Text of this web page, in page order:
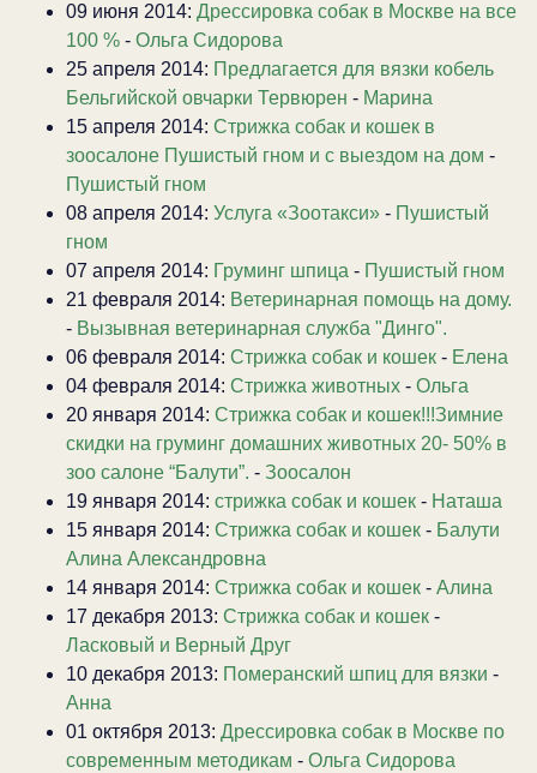
09 июня 2014: Дрессировка собак в Москве на все
100 % - Ольга Сидорова
25 апреля 2014: Предлагается для вязки кобель
Бельгийской овчарки Тервюрен - Марина
15 апреля 2014: Стрижка собак и кошек в
зоосалоне Пушистый гном и с выездом на дом -
Пушистый гном
08 апреля 2014: Услуга «Зоотакси» - Пушистый
гном
07 апреля 2014: Груминг шпица - Пушистый гном
21 февраля 2014: Ветеринарная помощь на дому.
- Вызывная ветеринарная служба "Динго".
06 февраля 2014: Стрижка собак и кошек - Елена
04 февраля 2014: Стрижка животных - Ольга
20 января 2014: Стрижка собак и кошек!!!Зимние
скидки на груминг домашних животных 20- 50% в
зоо салоне “Балути”. - Зоосалон
19 января 2014: стрижка собак и кошек - Наташа
15 января 2014: Стрижка собак и кошек - Балути
Алина Александровна
14 января 2014: Стрижка собак и кошек - Алина
17 декабря 2013: Стрижка собак и кошек -
Ласковый и Верный Друг
10 декабря 2013: Померанский шпиц для вязки -
Анна
01 октября 2013: Дрессировка собак в Москве по
современным методикам - Ольга Сидорова